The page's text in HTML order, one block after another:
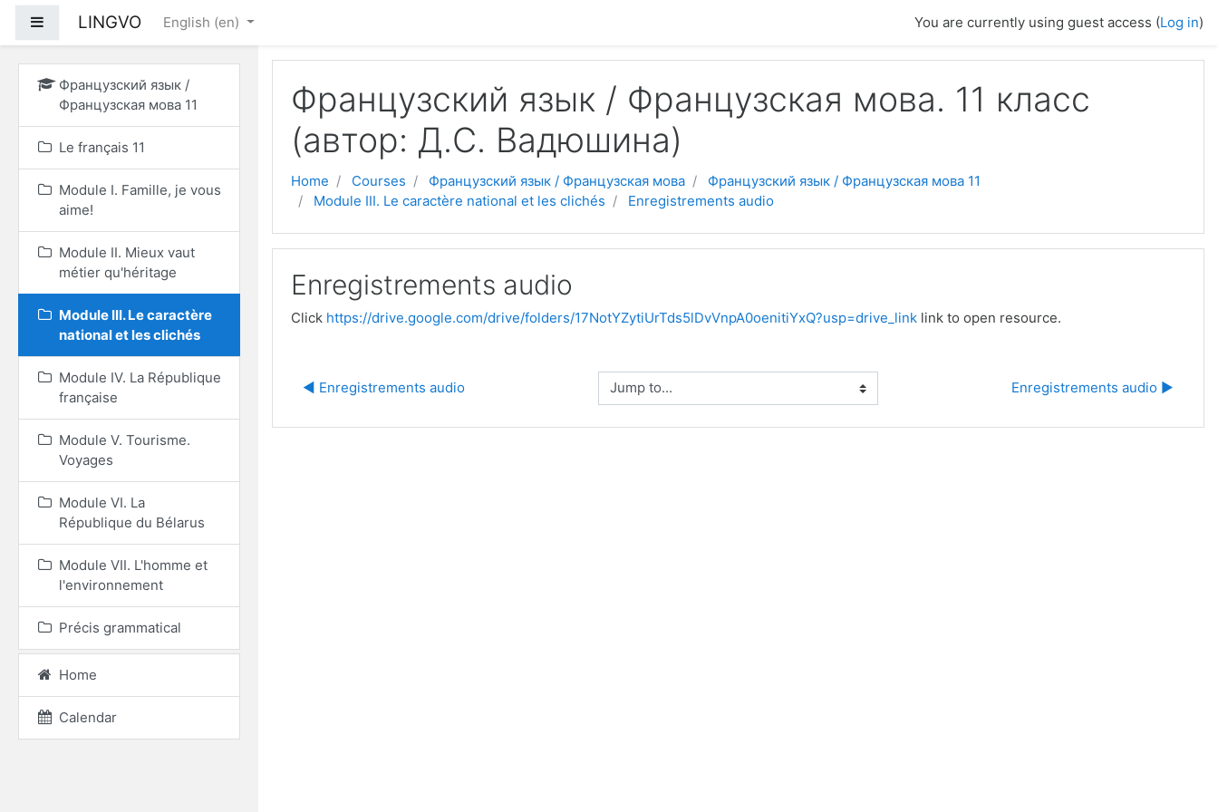
Side panel
LINGVO English ‎(en)‎ You are currently using guest access (Log in)
Французский язык /
Французская мова 11
Le français 11
Module I. Famille, je vous
aime!
Module II. Mieux vaut
métier qu'héritage
Module III. Le caractère
national et les clichés
Module IV. La République
française
Module V. Tourisme.
Voyages
Module VI. La
République du Bélarus
Module VII. L'homme et
l'environnement
Précis grammatical
Home
Calendar
Французский язык / Французская мова. 11 класс
(автор: Д.С. Вадюшина)
Home Courses Французский язык / Французская мова
Французский язык / Французская мова 11
Module III. Le caractère national et les clichés
Enregistrements audio
Enregistrements audio
Click https://drive.google.com/drive/folders/17NotYZytiUrTds5lDvVnpA0oenitiYxQ?usp=drive_link link to open resource.
◀︎ Enregistrements audio Jump to... Enregistrements audio ▶︎